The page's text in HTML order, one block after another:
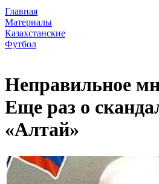
Главная
Материалы
Казахстанские
Футбол
Неправильное
Еще раз о
«Алтай»